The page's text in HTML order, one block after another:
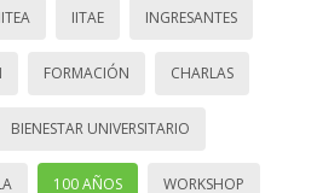
IITEA IITAE INGRESANTES
FORMACIÓN CHARLAS
BIENESTAR UNIVERSITARIO
100 AÑOS WORKSHOP